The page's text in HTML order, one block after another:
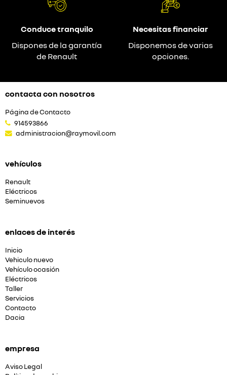
Conduce tranquilo
Dispones de la garantía
de Renault
Necesitas financiar
Disponemos de varias
opciones.
contacta con nosotros
Página de Contacto
914593866
administracion@raymovil.com
vehículos
Renault
Eléctricos
Seminuevos
enlaces de interés
Inicio
Vehiculo nuevo
Vehículo ocasión
Eléctricos
Taller
Servicios
Contacto
Dacia
empresa
Aviso Legal